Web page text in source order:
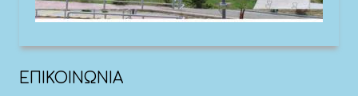
ΕΠΙΚΟΙΝΩΝΙΑ